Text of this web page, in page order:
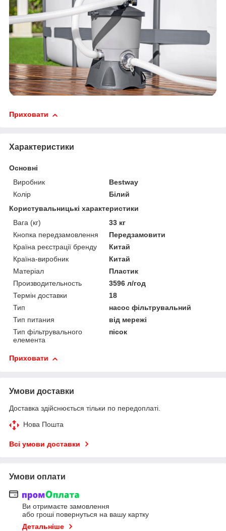
Приховати
Характеристики
Основні
Виробник
Bestway
Колір
Білий
Користувальницькі характеристики
Вага (кг)
33 кг
Кнопка передзамовлення
Передзамовити
Країна реєстрації бренду
Китай
Країна-виробник
Китай
Матеріал
Пластик
Производительность
3596 л/год
Термін доставки
18
Тип
насос фільтрувальний
Тип питания
від мережі
Тип фільтрувального
елемента
пісок
Приховати
Умови доставки
Доставка здійснюється тільки по передоплаті.
Нова Пошта
Всі умови доставки
Умови оплати
Ви отримаєте замовлення
або гроші повернуться на вашу картку
Детальніше